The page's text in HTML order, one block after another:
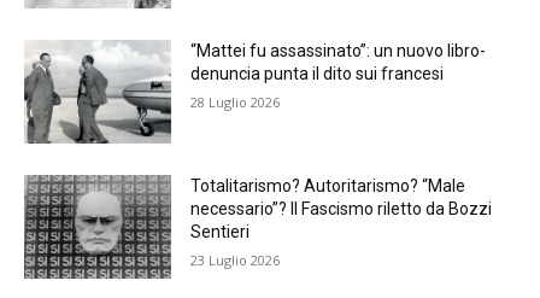
“Mattei fu assassinato”: un nuovo libro-
denuncia punta il dito sui francesi
28 Luglio 2026
Totalitarismo? Autoritarismo? “Male
necessario”? Il Fascismo riletto da Bozzi
Sentieri
23 Luglio 2026